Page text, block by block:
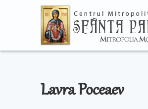
Lavra Poceaev